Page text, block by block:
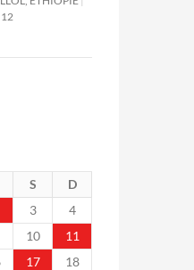
12
S
D
3
4
10
11
17
18